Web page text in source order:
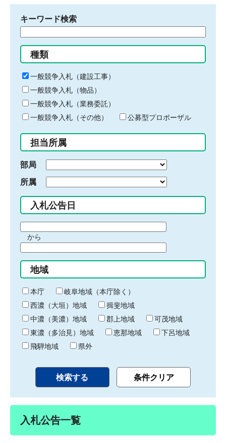
キーワード検索
る
キ
ー
ワ
ー
ド
入
力
種類
一般競争入札（建設工事）
一般競争入札（物品）
一般競争入札（業務委託）
一般競争入札（その他）
公募型プロポーザル
担当所属
部局
所属
入札公告日
間
始
り
から
間
終
わ
り
地域
本庁
岐阜地域（本庁除く）
西濃（大垣）地域
揖斐地域
中濃（美濃）地域
郡上地域
可茂地域
東濃（多治見）地域
恵那地域
下呂地域
飛騨地域
県外
入札公告一覧